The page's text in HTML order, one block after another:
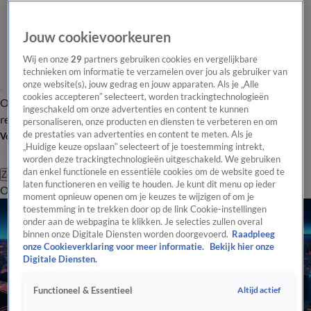
Overzicht Laatste nieuws Regionieuws Het beste van Hart
Tip de
redactie
Volg Hart van Nederland
Zoeken
OverzichtRegioUitzendingenWeerTip de redactiePanelVideo's
Jouw cookievoorkeuren
Wij en onze29 partners gebruiken cookies en vergelijkbare
technieken om informatie te verzamelen over jou als gebruiker van
onze website(s), jouw gedrag en jouw apparaten. Als je „Alle
cookies accepteren” selecteert, worden trackingtechnologieën
ingeschakeld om onze advertenties en content te kunnen
personaliseren, onze producten en diensten te verbeteren en om
de prestaties van advertenties en content te meten. Als je
„Huidige keuze opslaan” selecteert of je toestemming intrekt,
worden deze trackingtechnologieën uitgeschakeld. We gebruiken
dan enkel functionele en essentiële cookies om de website goed te
laten functioneren en veilig te houden. Je kunt dit menu op ieder
moment opnieuw openen om je keuzes te wijzigen of om je
toestemming in te trekken door op de link Cookie-instellingen
onder aan de webpagina te klikken. Je selecties zullen overal
binnen onze Digitale Diensten worden doorgevoerd. Raadpleeg
onze Cookieverklaring voor meer informatie.
Bekijk hier onze
Digitale Diensten.
Functioneel & Essentieel Altijd actief